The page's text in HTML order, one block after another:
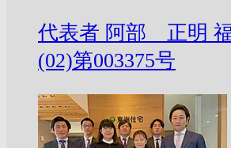
代表者 阿部 正明
(02)第003375号